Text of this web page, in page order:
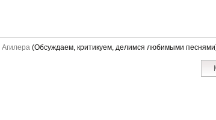
(Обсуждаем, критикуем, делимся любимыми